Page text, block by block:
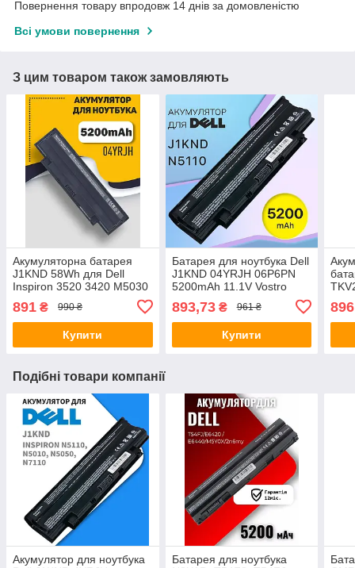
Повернення товару впродовж 14 днів за домовленістю
Всі умови повернення
З цим товаром також замовляють
Акумуляторна батарея
J1KND 58Wh для Dell
Inspiron 3520 3420 M5030
N7110 04YRJH
891 ₴ 990 ₴
Купити
Батарея для ноутбука Dell
J1KND 04YRJH 06P6PN
5200mAh 11.1V Vostro
3550 3555 3750 1440 1450
1540 1550 3750
893,73₴ 961 ₴
Купити
Подібні товари компанії
Акумулятор для ноутбука
Батарея для ноутбука